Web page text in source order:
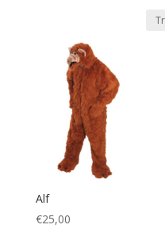
Alf
€25,00